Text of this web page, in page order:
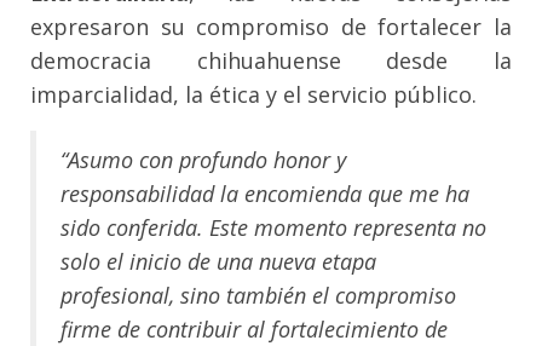
expresaron su compromiso de fortalecer la
democracia chihuahuense desde la
imparcialidad, la ética y el servicio público.
“Asumo con profundo honor y
responsabilidad la encomienda que me ha
sido conferida. Este momento representa no
solo el inicio de una nueva etapa
profesional, sino también el compromiso
firme de contribuir al fortalecimiento de